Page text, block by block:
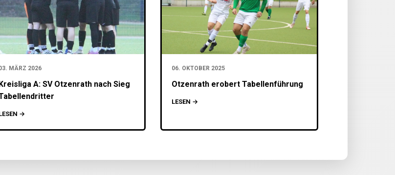
MÄRZ 2026
A: SV Otzenrath nach Sieg
→
06. OKTOBER 2025
Otzenrath erobert Tabellenführung
LESEN →